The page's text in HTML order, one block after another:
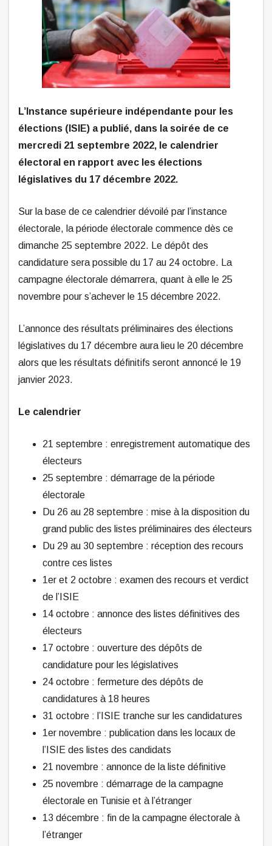
L’Instance supérieure indépendante pour les
élections (ISIE) a publié, dans la soirée de ce
mercredi 21 septembre 2022, le calendrier
électoral en rapport avec les élections
législatives du 17 décembre 2022.
Sur la base de ce calendrier dévoilé par l’instance
électorale, la période électorale commence dès ce
dimanche 25 septembre 2022. Le dépôt des
candidature sera possible du 17 au 24 octobre. La
campagne électorale démarrera, quant à elle le 25
novembre pour s’achever le 15 décembre 2022.
L’annonce des résultats préliminaires des élections
législatives du 17 décembre aura lieu le 20 décembre
alors que les résultats définitifs seront annoncé le 19
janvier 2023.
Le calendrier
21 septembre : enregistrement automatique des
électeurs
25 septembre : démarrage de la période
électorale
Du 26 au 28 septembre : mise à la disposition du
grand public des listes préliminaires des électeurs
Du 29 au 30 septembre : réception des recours
contre ces listes
1er et 2 octobre : examen des recours et verdict
de l’ISIE
14 octobre : annonce des listes définitives des
électeurs
17 octobre : ouverture des dépôts de
candidature pour les législatives
24 octobre : fermeture des dépôts de
candidatures à 18 heures
31 octobre : l’ISIE tranche sur les candidatures
1er novembre : publication dans les locaux de
l’ISIE des listes des candidats
21 novembre : annonce de la liste définitive
25 novembre : démarrage de la campagne
électorale en Tunisie et à l’étranger
13 décembre : fin de la campagne électorale à
l’étranger